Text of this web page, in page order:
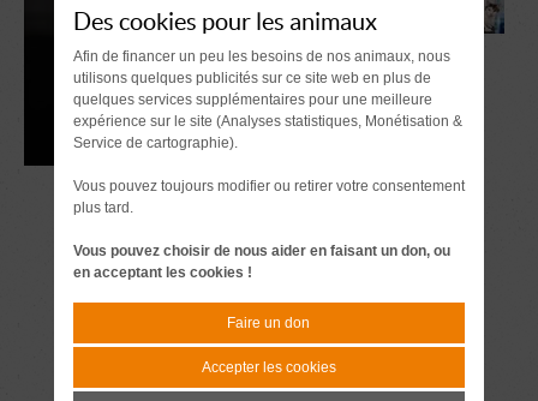
Des cookies pour les animaux
Afin de financer un peu les besoins de nos animaux, nous
utilisons quelques publicités sur ce site web en plus de
quelques services supplémentaires pour une meilleure
expérience sur le site (Analyses statistiques, Monétisation &
Service de cartographie).
Vous pouvez toujours modifier ou retirer votre consentement
plus tard.
Vous pouvez choisir de nous aider en faisant un don, ou
en acceptant les cookies !
Faire un don
Accepter les cookies